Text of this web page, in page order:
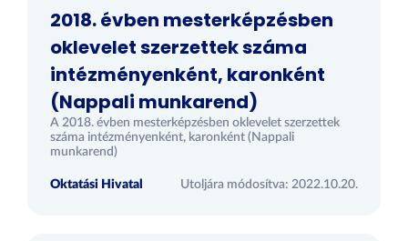
2018. évben mesterképzésben
oklevelet szerzettek száma
intézményenként, karonként
(Nappali munkarend)
A 2018. évben mesterképzésben oklevelet szerzettek
száma intézményenként, karonként (Nappali
munkarend)
Oktatási Hivatal Utoljára módosítva: 2022.10.20.